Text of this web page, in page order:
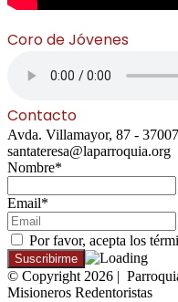
Coro de Jóvenes
Contacto
Avda. Villamayor, 87 -
santateresa@laparroquia.org
Nombre*
Email*
Por favor, acepta los
© Copyright 2026 |
Misioneros Redentoristas